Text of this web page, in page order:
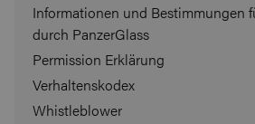
Informationen und Bestimmungen
durch PanzerGlass
Permission Erklärung
Verhaltenskodex
Whistleblower